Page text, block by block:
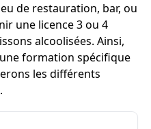
de restauration, bar, ou
une licence 3 ou 4
alcoolisées. Ainsi,
formation spécifique
les différents